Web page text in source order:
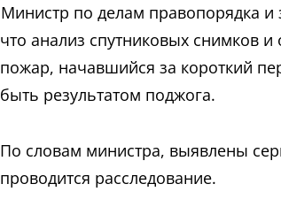
Министр по делам правопорядка и
что анализ спутниковых снимков
пожар, начавшийся за короткий
быть результатом поджога.
По словам министра, выявлены
проводится расследование.